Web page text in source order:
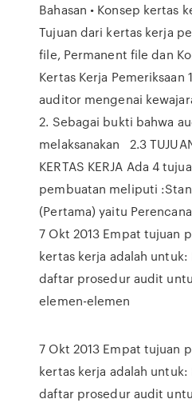
Bahasan • Konsep kertas
Tujuan dari kertas kerja
file, Permanent file dan
Kertas Kerja Pemeriksaan
auditor mengenai
2. Sebagai bukti bahwa
melaksanakan 2.3
KERTAS KERJA Ada 4
pembuatan meliputi
(Pertama) yaitu
7 Okt 2013 Empat tujuan
kertas kerja adalah
daftar prosedur audit
elemen-elemen
7 Okt 2013 Empat tujuan
kertas kerja adalah
daftar prosedur audit